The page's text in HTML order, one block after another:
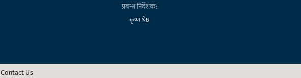
प्रबन्ध निर्देशक:
कृष्ण श्रेष्ठ
Contact Us